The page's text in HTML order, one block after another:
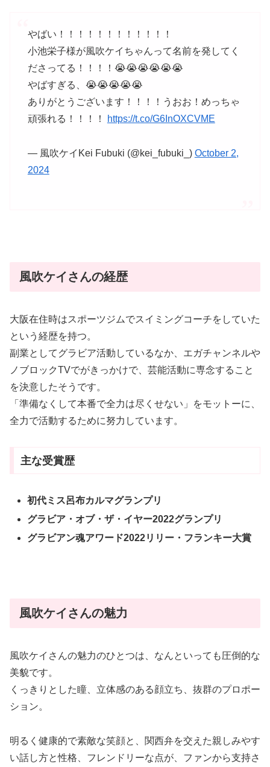
やばい！！！！！！！！！！！！
小池栄子様が風吹ケイちゃんって名前を発してく
ださってる！！！！😭😭😭😭😭😭
やばすぎる、😭😭😭😭😭
ありがとうございます！！！！うおお！めっちゃ
頑張れる！！！！
https://t.co/G6InOXCVME
— 風吹ケイKei Fubuki (@kei_fubuki_) October 2,
2024
風吹ケイさんの経歴
大阪在住時はスポーツジムでスイミングコーチをしていた
という経歴を持つ。
副業としてグラビア活動しているなか、エガチャンネルや
ノブロックTVでがきっかけで、芸能活動に専念すること
を決意したそうです。
「準備なくして本番で全力は尽くせない」をモットーに、
全力で活動するために努力しています。
主な受賞歴
初代ミス呂布カルマグランプリ
グラビア・オブ・ザ・イヤー2022グランプリ
グラビアン魂アワード2022リリー・フランキー大賞
風吹ケイさんの魅力
風吹ケイさんの魅力のひとつは、なんといっても圧倒的な
美貌です。
くっきりとした瞳、立体感のある顔立ち、抜群のプロポー
ション。
明るく健康的で素敵な笑顔と、関西弁を交えた親しみやす
い話し方と性格、フレンドリーな点が、ファンから支持さ